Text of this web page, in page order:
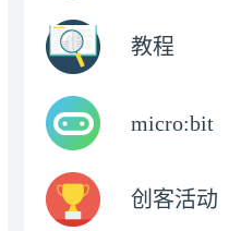
教程
micro:bit
创客活动